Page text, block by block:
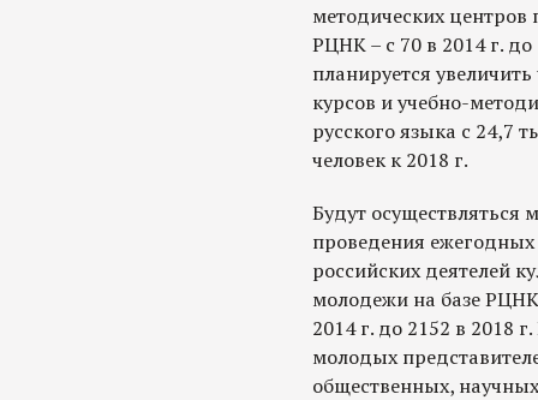
методических центров
РЦНК – с 70 в 2014 г.
планируется
курсов и учебно-
русского языка с 24,7
человек к 2018 г.
Будут осуществляться
проведения
российских деятелей
молодежи на базе
2014 г. до 2152 в 2018
молодых
общественных,